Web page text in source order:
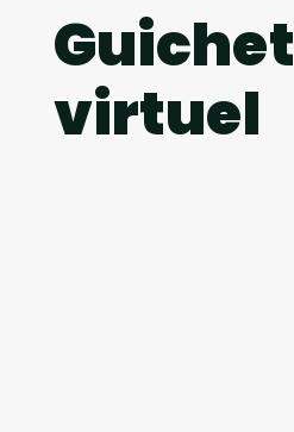
Guichet
virtuel